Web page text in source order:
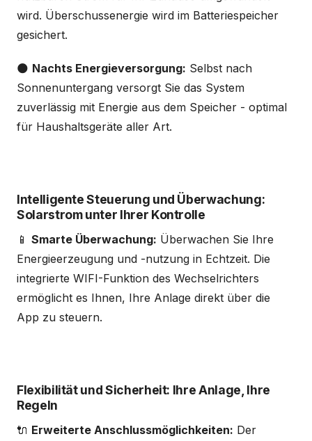
wird. Überschussenergie wird im Batteriespeicher
gesichert.
🌑 Nachts Energieversorgung: Selbst nach
Sonnenuntergang versorgt Sie das System
zuverlässig mit Energie aus dem Speicher - optimal
für Haushaltsgeräte aller Art.
Intelligente Steuerung und Überwachung:
Solarstrom unter Ihrer Kontrolle
📱 Smarte Überwachung: Überwachen Sie Ihre
Energieerzeugung und -nutzung in Echtzeit. Die
integrierte WIFI-Funktion des Wechselrichters
ermöglicht es Ihnen, Ihre Anlage direkt über die
App zu steuern.
Flexibilität und Sicherheit: Ihre Anlage, Ihre
Regeln
🔌 Erweiterte Anschlussmöglichkeiten: Der